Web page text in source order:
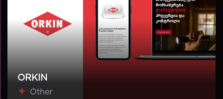
ORKIN
Other